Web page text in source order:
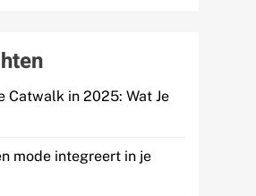
Catwalk in 2025: Wat Je
mode integreert in je